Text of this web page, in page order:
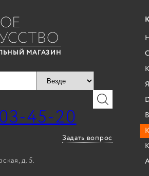
МАГАЗИН
45-20
Задать вопрос
д. 5.